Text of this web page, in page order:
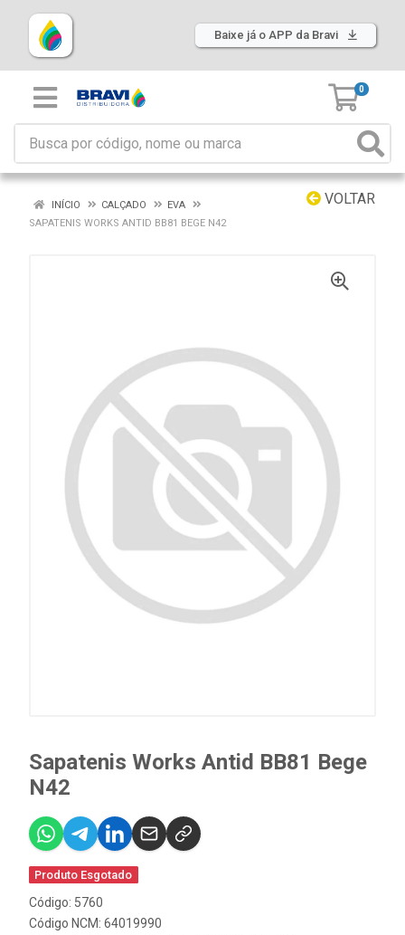
Baixe já o APP da Bravi
0
VOLTAR
INÍCIO CALÇADO
EVA
SAPATENIS WORKS ANTID BB81 BEGE N42
Sapatenis Works Antid BB81 Bege
N42
Produto Esgotado
Código: 5760
Código NCM: 64019990